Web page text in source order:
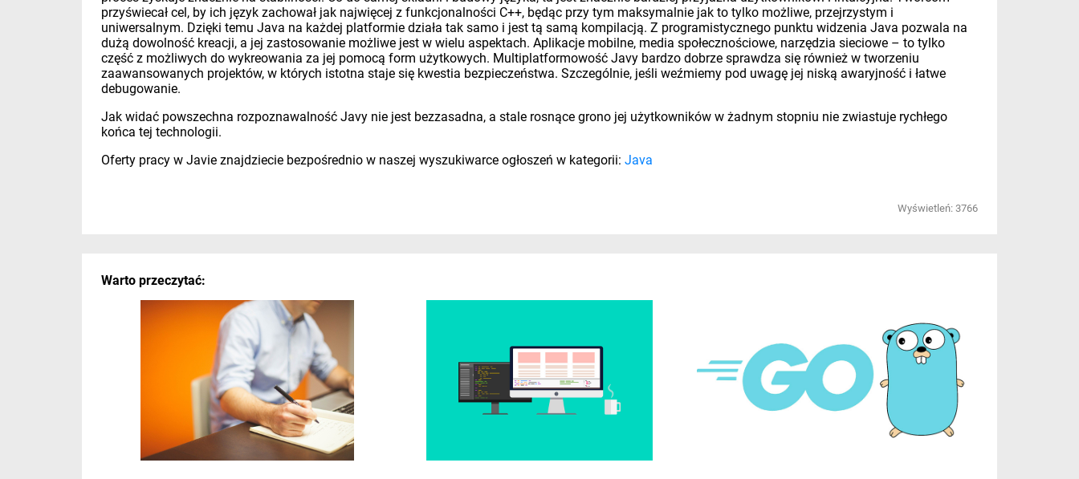
przyświecał cel, by ich język zachował jak najwięcej z funkcjonalności C++, będąc przy tym maksymalnie jak to tylko możliwe, przejrzystym i
uniwersalnym. Dzięki temu Java na każdej platformie działa tak samo i jest tą samą kompilacją. Z programistycznego punktu widzenia Java pozwala na
dużą dowolność kreacji, a jej zastosowanie możliwe jest w wielu aspektach. Aplikacje mobilne, media społecznościowe, narzędzia sieciowe – to tylko
część z możliwych do wykreowania za jej pomocą form użytkowych. Multiplatformowość Javy bardzo dobrze sprawdza się również w tworzeniu
zaawansowanych projektów, w których istotna staje się kwestia bezpieczeństwa. Szczególnie, jeśli weźmiemy pod uwagę jej niską awaryjność i łatwe
debugowanie.
Jak widać powszechna rozpoznawalność Javy nie jest bezzasadna, a stale rosnące grono jej użytkowników w żadnym stopniu nie zwiastuje rychłego
końca tej technologii.
Oferty pracy w Javie znajdziecie bezpośrednio w naszej wyszukiwarce ogłoszeń w kategorii: Java
Wyświetleń: 3766
Warto przeczytać: